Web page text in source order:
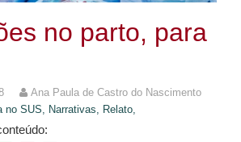
no parto, para
Ana Paula de Castro do Nascimento
no SUS, Narrativas, Relato,